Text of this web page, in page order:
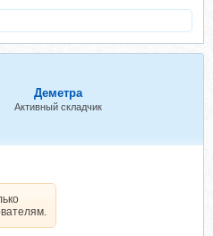
Деметра
Активный складчик